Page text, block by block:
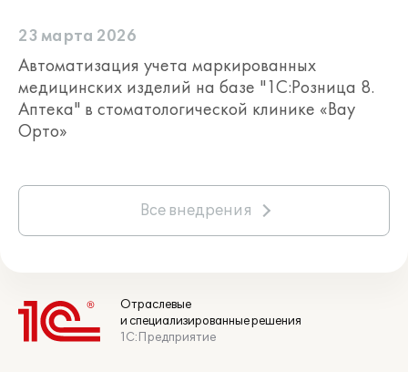
23 марта 2026
Автоматизация учета маркированных
медицинских изделий на базе "1С:Розница 8.
Аптека" в стоматологической клинике «Вау
Орто»
Все внедрения
Отраслевые
и специализированные решения
1С:Предприятие